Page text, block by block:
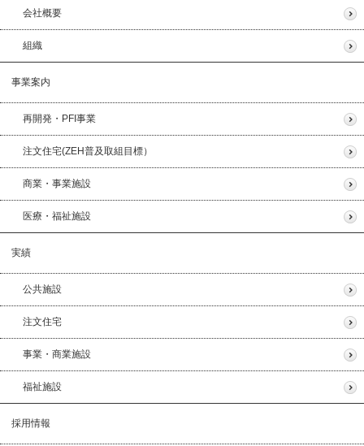
会社概要
組織
事業案内
再開発・PFI事業
注文住宅(ZEH普及取組目標）
商業・事業施設
医療・福祉施設
実績
公共施設
注文住宅
事業・商業施設
福祉施設
採用情報